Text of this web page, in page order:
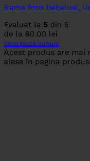
Rama foto bebelusi,
Evaluat la 5 din 5
de la 80.00 lei
Selectează opțiuni
Acest produs are
alese în pagina